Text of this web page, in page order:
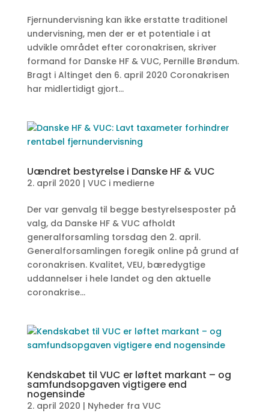
Fjernundervisning kan ikke erstatte traditionel
undervisning, men der er et potentiale i at
udvikle området efter coronakrisen, skriver
formand for Danske HF & VUC, Pernille Brøndum.
Bragt i Altinget den 6. april 2020 Coronakrisen
har midlertidigt gjort...
Uændret bestyrelse i Danske HF & VUC
2. april 2020 | VUC i medierne
Der var genvalg til begge bestyrelsesposter på
valg, da Danske HF & VUC afholdt
generalforsamling torsdag den 2. april.
Generalforsamlingen foregik online på grund af
coronakrisen. Kvalitet, VEU, bæredygtige
uddannelser i hele landet og den aktuelle
coronakrise...
Kendskabet til VUC er løftet markant – og
samfundsopgaven vigtigere end
nogensinde
2. april 2020 | Nyheder fra VUC